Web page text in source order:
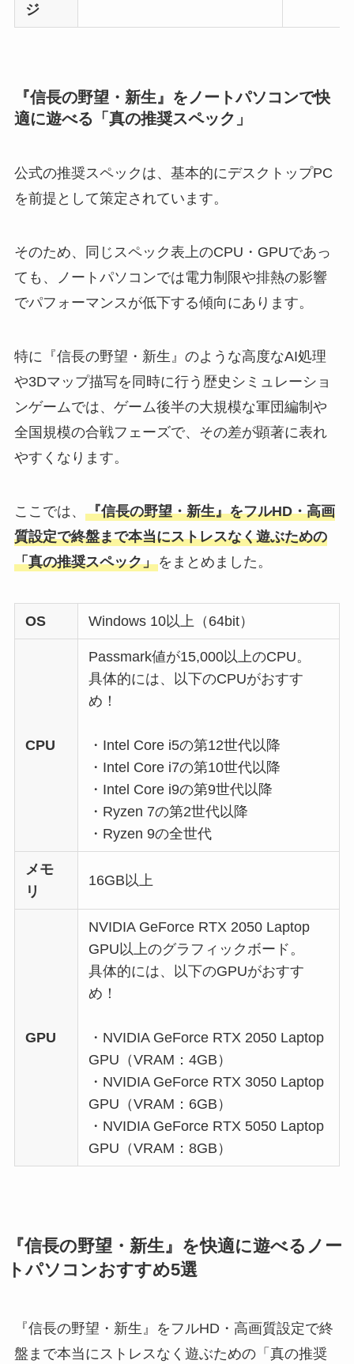
ジ
『信長の野望・新生』をノートパソコンで快
適に遊べる「真の推奨スペック」
公式の推奨スペックは、基本的にデスクトップPC
を前提として策定されています。
そのため、同じスペック表上のCPU・GPUであっ
ても、ノートパソコンでは電力制限や排熱の影響
でパフォーマンスが低下する傾向にあります。
特に『信長の野望・新生』のような高度なAI処理
や3Dマップ描写を同時に行う歴史シミュレーショ
ンゲームでは、ゲーム後半の大規模な軍団編制や
全国規模の合戦フェーズで、その差が顕著に表れ
やすくなります。
ここでは、 『信長の野望・新生』をフルHD・高画
質設定で終盤まで本当にストレスなく遊ぶための
「真の推奨スペック」をまとめました。
OS Windows 10以上（64bit）
CPU
Passmark値が15,000以上のCPU。
具体的には、以下のCPUがおすす
め！
・Intel Core i5の第12世代以降
・Intel Core i7の第10世代以降
・Intel Core i9の第9世代以降
・Ryzen 7の第2世代以降
・Ryzen 9の全世代
メモ
リ
16GB以上
GPU
NVIDIA GeForce RTX 2050 Laptop
GPU以上のグラフィックボード。
具体的には、以下のGPUがおすす
め！
・NVIDIA GeForce RTX 2050 Laptop
GPU（VRAM：4GB）
・NVIDIA GeForce RTX 3050 Laptop
GPU（VRAM：6GB）
・NVIDIA GeForce RTX 5050 Laptop
GPU（VRAM：8GB）
『信長の野望・新生』を快適に遊べるノー
トパソコンおすすめ5選
『信長の野望・新生』をフルHD・高画質設定で終
盤まで本当にストレスなく遊ぶための「真の推奨